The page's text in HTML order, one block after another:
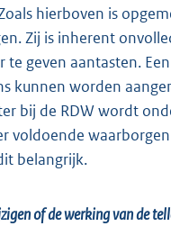
hierboven is
Zij is inherent
geven aantasten.
kunnen worden
bij de RDW wordt
voldoende
belangrijk.
of de werking van de